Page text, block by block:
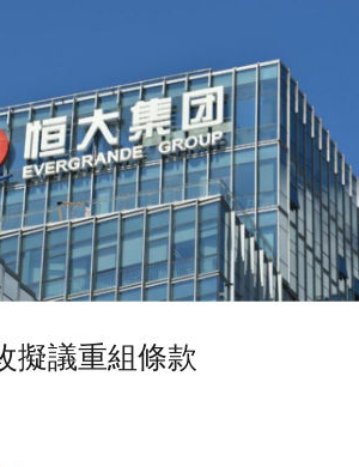
擬議重組條款